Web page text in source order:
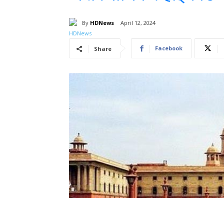
By HDNews April 12, 2024
Share Facebook